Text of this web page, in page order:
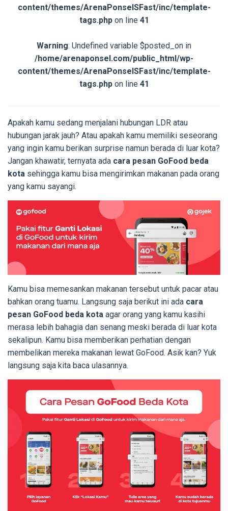
content/themes/ArenaPonselSFast/inc/template-
tags.phpon line 41
Warning: Undefined variable $posted_on in
/home/arenaponsel.com/public_html/wp-
content/themes/ArenaPonselSFast/inc/template-
tags.phpon line 41
Apakah kamu sedang menjalani hubungan LDR atau
hubungan jarak jauh? Atau apakah kamu memiliki seseorang
yang ingin kamu berikan surprise namun berada di luar kota?
Jangan khawatir, ternyata ada cara pesan GoFood beda
kota sehingga kamu bisa mengirimkan makanan pada orang
yang kamu sayangi.
Kamu bisa memesankan makanan tersebut untuk pacar atau
bahkan orang tuamu. Langsung saja berikut ini ada cara
pesan GoFood beda kota agar orang yang kamu kasihi
merasa lebih bahagia dan senang meski berada di luar kota
sekalipun. Kamu bisa memberikan perhatian dengan
membelikan mereka makanan lewat GoFood. Asik kan? Yuk
langsung saja kita baca ulasannya.